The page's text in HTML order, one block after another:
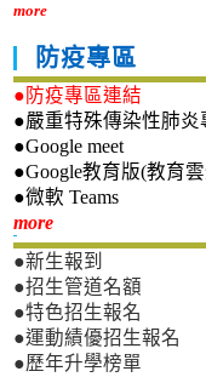
more
防疫專區
●防疫專區連結
●嚴重特殊傳染性肺炎
●Google meet
●Google教育版(教育
●微軟 Teams
more新生專區
●新生報到
●招生管道名額
●特色招生報名
●運動績優招生報名
●歷年升學榜單